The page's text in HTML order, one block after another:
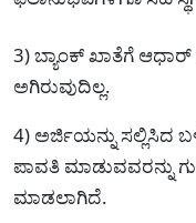
3) ಬ್ಯಾಂಕ್ ಖಾತೆಗೆ
ಅಗಿರುವುದಿಲ್ಲ.
4) ಅರ್ಜಿಯನ್ನು ಸಲ್ಲಿಸಿದ
ಪಾವತಿ ಮಾಡುವವರನ್ನು
ಮಾಡಲಾಗಿದೆ.